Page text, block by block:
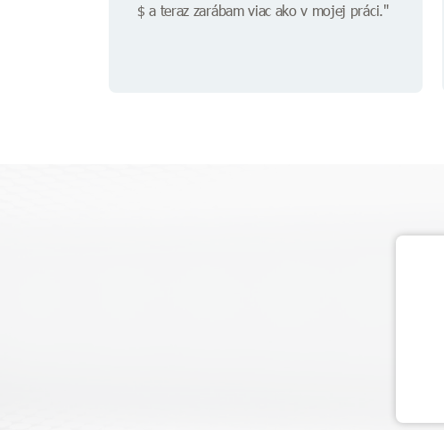
$ a teraz zarábam viac ako v mojej práci."